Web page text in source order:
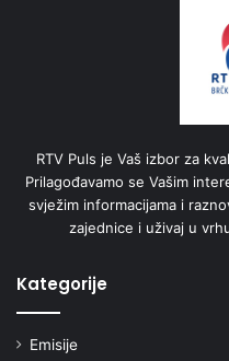
RTV Puls je Vaš izbor za
Prilagođavamo se Vašim
svježim informacijama i
zajednice i uživaj u
Kategorije
Emisije